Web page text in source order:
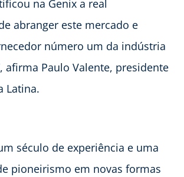
na Genix a real
abranger este mercado e
número um da indústria
afirma Paulo Valente, presidente
Latina.
século de experiência e uma
pioneirismo em novas formas